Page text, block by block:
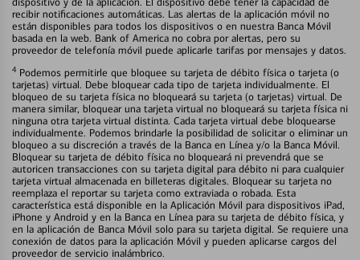
recibir notificaciones automáticas. Las alertas de la aplicación móvil no
están disponibles para todos los dispositivos o en nuestra Banca Móvil
basada en la web. Bank of America no cobra por alertas, pero su
proveedor de telefonía móvil puede aplicarle tarifas por mensajes y datos.
4 Podemos permitirle que bloquee su tarjeta de débito física o tarjeta (o
tarjetas) virtual. Debe bloquear cada tipo de tarjeta individualmente. El
bloqueo de su tarjeta física no bloqueará su tarjeta (o tarjetas) virtual. De
manera similar, bloquear una tarjeta virtual no bloqueará su tarjeta física ni
ninguna otra tarjeta virtual distinta. Cada tarjeta virtual debe bloquearse
individualmente. Podemos brindarle la posibilidad de solicitar o eliminar un
bloqueo a su discreción a través de la Banca en Línea y/o la Banca Móvil.
Bloquear su tarjeta de débito física no bloqueará ni prevendrá que se
autoricen transacciones con su tarjeta digital para débito ni para cualquier
tarjeta virtual almacenada en billeteras digitales. Bloquear su tarjeta no
reemplaza el reportar su tarjeta como extraviada o robada. Esta
característica está disponible en la Aplicación Móvil para dispositivos iPad,
iPhone y Android y en la Banca en Línea para su tarjeta de débito física, y
en la aplicación de Banca Móvil solo para su tarjeta digital. Se requiere una
conexión de datos para la aplicación Móvil y pueden aplicarse cargos del
proveedor de servicio inalámbrico.